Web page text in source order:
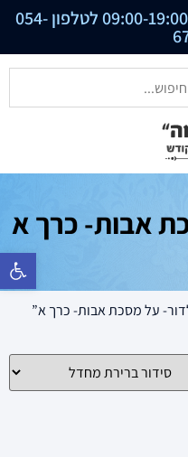
פתח סרגל
054-
אבות- כרך א
על מסכת אבות- כרך א”